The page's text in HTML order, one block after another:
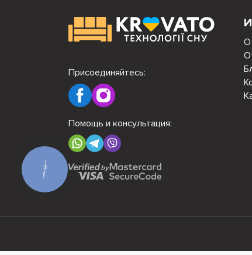
О
Присоединяйтесь:
Помощь и консультация:
КНОПКА
СВЯЗИ